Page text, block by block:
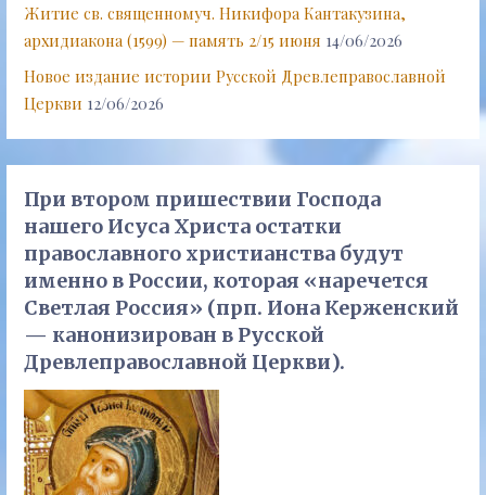
Житие св. священномуч. Никифора Кантакузина,
архидиакона (1599) — память 2/15 июня 14/06/2026
Новое издание истории Русской Древлеправославной
Церкви 12/06/2026
При втором пришествии Господа
нашего Исуса Христа остатки
православного христианства будут
именно в России, которая «наречется
Светлая Россия» (прп. Иона Керженский
— канонизирован в Русской
Древлеправославной Церкви).